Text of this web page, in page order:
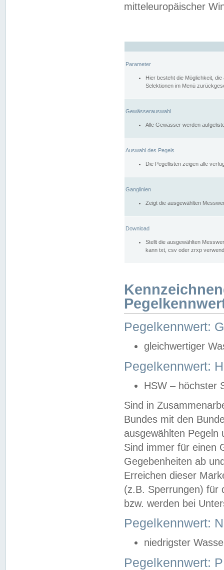
mitteleuropäischer
Parameter
Hier besteht die Möglichkeit,
Selektionen im Menü
Gewässerauswahl
Alle Gewässer werden
Auswahl des Pegels
Die Pegellisten zeigen alle
Ganglinien
Zeigt die ausgewählten
Download
Stellt die ausgewählten
kann txt, csv oder zrxp
Pegelkennwert:
gleichwertiger
Pegelkennwert:
HSW – höchster
Sind in
Bundes mit den
ausgewählten
Sind immer für einen
Gegebenheiten ab
Erreichen dieser
(z.B. Sperrungen) für
bzw. werden bei
Pegelkennwert:
niedrigster
Pegelkennwert: